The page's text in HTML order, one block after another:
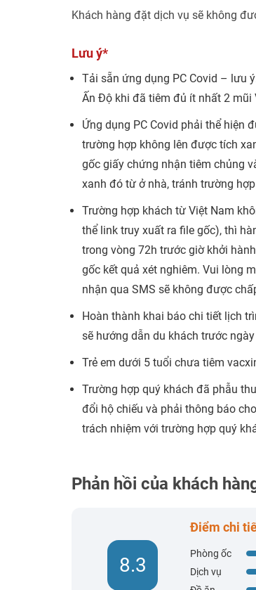
Khách hàng đặt dịch vụ sẽ không
Lưu ý*
Tải sẵn ứng dụng PC Covid – lưu
Ấn Độ khi đã tiêm đủ ít nhất 2 mũi
Ứng dụng PC Covid phải thể hiện
trường hợp không lên được tích
gốc giấy chứng nhận tiêm chủng
xanh đó từ ở nhà, tránh trường
Trường hợp khách từ Việt Nam
thể link truy xuất ra file gốc), thì
trong vòng 72h trước giờ khởi
gốc kết quả xét nghiêm. Vui lòng
nhận qua SMS sẽ không được
Hoàn thành khai báo chi tiết lịch
sẽ hướng dẫn du khách trước
Trẻ em dưới 5 tuổi chưa tiêm
Trường hợp quý khách đã phẫu
đổi hộ chiếu và phải thông báo
trách nhiệm với trường hợp quý
Phản hồi của khách
8.3
Điểm chi
Phòng ốc
Dịch vụ